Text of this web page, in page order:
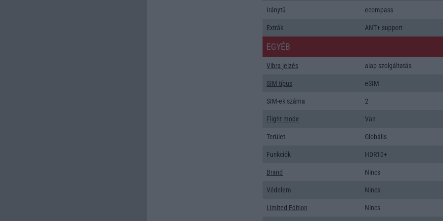
Iránytũ ecompass
Extrák ANT+ support
EGYÉB
Vibra jelzés alap szolgáltatás
SIM típus eSIM
SIM-ek száma 2
Flight mode Van
Terület Globális
Funkciók HDR10+
Brand Nincs
Védelem Nincs
Limited Edition Nincs